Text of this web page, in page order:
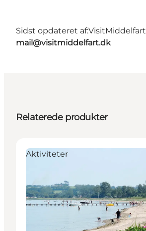
Sidst opdateret af:VisitMiddelfart
mail@visitmiddelfart.dk
Relaterede produkter
Aktiviteter